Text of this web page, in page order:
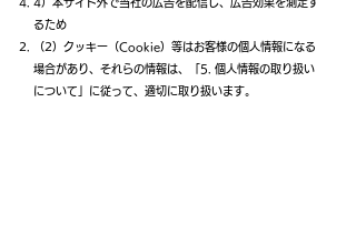
4）本サイト外で当社の広告を配信し、広告効果を測定す
るため
（2）クッキー（Cookie）等はお客様の個人情報になる
場合があり、それらの情報は、「5. 個人情報の取り扱い
について」に従って、適切に取り扱います。